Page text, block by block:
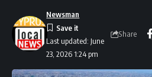
Last updated: June
23, 2026 1:24 pm
Newsman
Share